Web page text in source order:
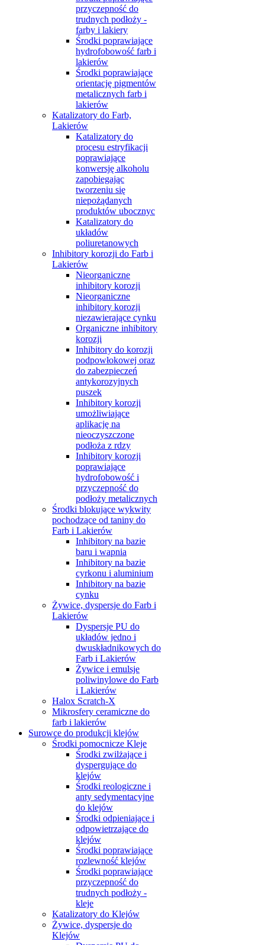
przyczepność do
trudnych podłoży -
farby i lakiery
Środki poprawiające
hydrofobowość farb i
lakierów
Środki poprawiające
orientację pigmentów
metalicznych farb i
lakierów
Katalizatory do Farb,
Lakierów
Katalizatory do
procesu estryfikacji
poprawiające
konwersję alkoholu
zapobiegając
tworzeniu się
niepożądanych
produktów ubocznyc
Katalizatory do
układów
poliuretanowych
Inhibitory korozji do Farb i
Lakierów
Nieorganiczne
inhibitory korozji
Nieorganiczne
inhibitory korozji
niezawierające cynku
Organiczne inhibitory
korozji
Inhibitory do korozji
podpowłokowej oraz
do zabezpieczeń
antykorozyjnych
puszek
Inhibitory korozji
umożliwiające
aplikację na
nieoczyszczone
podłoża z rdzy
Inhibitory korozji
poprawiające
hydrofobowość i
przyczepność do
podłoży metalicznych
Środki blokujące wykwity
pochodzące od taniny do
Farb i Lakierów
Inhibitory na bazie
baru i wapnia
Inhibitory na bazie
cyrkonu i aluminium
Inhibitory na bazie
cynku
Żywice, dyspersje do Farb i
Lakierów
Dyspersje PU do
układów jedno i
dwuskładnikowych do
Farb i Lakierów
Żywice i emulsje
poliwinylowe do Farb
i Lakierów
Halox Scratch-X
Mikrosfery ceramiczne do
farb i lakierów
Surowce do produkcji klejów
Środki pomocnicze Kleje
Środki zwilżające i
dyspergujące do
klejów
Środki reologiczne i
anty sedymentacyjne
do klejów
Środki odpieniające i
odpowietrzające do
klejów
Środki poprawiające
rozlewność klejów
Środki poprawiające
przyczepność do
trudnych podłoży -
kleje
Katalizatory do Klejów
Żywice, dyspersje do
Klejów